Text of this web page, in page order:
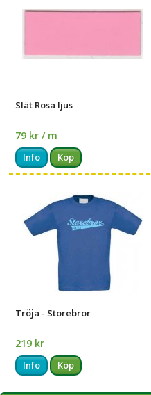
Slät Rosa ljus
79 kr / m
Info Köp
Tröja - Storebror
219 kr
Info Köp